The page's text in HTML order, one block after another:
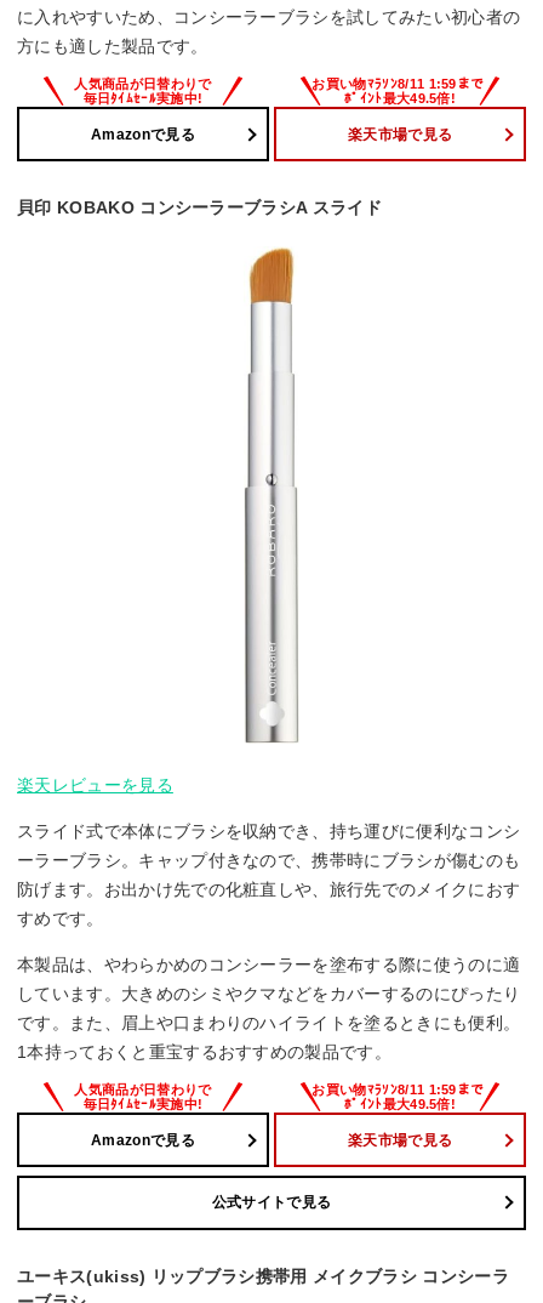
に入れやすいため、コンシーラーブラシを試してみたい初心者の
方にも適した製品です。
Amazonで見る 楽天市場で見る
貝印 KOBAKO コンシーラーブラシA スライド
楽天レビューを見る
スライド式で本体にブラシを収納でき、持ち運びに便利なコンシ
ーラーブラシ。キャップ付きなので、携帯時にブラシが傷むのも
防げます。お出かけ先での化粧直しや、旅行先でのメイクにおす
すめです。
本製品は、やわらかめのコンシーラーを塗布する際に使うのに適
しています。大きめのシミやクマなどをカバーするのにぴったり
です。また、眉上や口まわりのハイライトを塗るときにも便利。
1本持っておくと重宝するおすすめの製品です。
Amazonで見る 楽天市場で見る
公式サイトで見る
ユーキス(ukiss) リップブラシ携帯用 メイクブラシ コンシーラ